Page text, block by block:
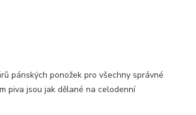
pánských ponožek pro všechny správné
piva jsou jak dělané na celodenní